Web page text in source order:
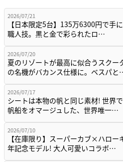
2026/07/21
【日本限定5台】135万6300円で手
職人技。黒と金で彩られたロ…
2026/07/20
夏のリゾートが最高に似合うスクー
の名機がバカンス仕様に。ベスパ
2026/07/17
シートは本物の帆と同じ素材! 世界
帆船をオマージュした、世界唯一…
2026/07/10
【在庫限り】スーパーカブ×ハロー
年記念モデル! 大人可愛いコラボ…